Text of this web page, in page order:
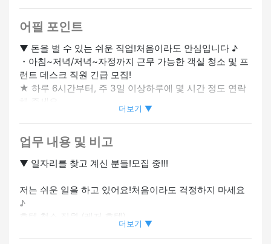
있음
#외국인 직원 재적 #차·오토바이 출퇴근 OK
#LGBTQ+
프렌들리
#경험자 우대
어필 포인트
▼ 돈을 벌 수 있는 쉬운 직업!처음이라도 안심입니다 ♪
・아침~저녁/저녁~자정까지 근무 가능한 객실 청소 및 프
런트 데스크 직원 긴급 모집!
★ 하루 6시간부터, 주 3일 이상하루에 몇 시간 정도 연락
・빠르게 배울 수 있는 간단한 직업입니다.
・정규직인 경우 월 급여 30만 이상 가능!
・교통비는 규정 범위 내에서 지불됩니다.
・일도 OK: 사생활과 다른 일의 균형을 맞출 수도 있습니
다.
・영어 인터뷰도 OK (초기 면접)
더보기 ▼
업무 내용 및 비고
▼ 일자리를 찾고 계신 분들!모집 중!!!
저는 쉬운 일을 하고 있어요!처음이라도 걱정하지 마세요
♪
호텔 청소 직원 (레저 호텔)
작업이 매우 간단하기 때문에 빈칸이 있는 사람도 OK ◎
더보기 ▼